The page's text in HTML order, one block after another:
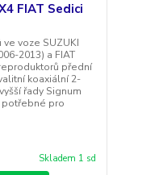
FIAT Sedici
voze SUZUKI
2013) a FIAT
přední
koaxiální 2-
řady Signum
potřebné pro
Skladem 1 sd